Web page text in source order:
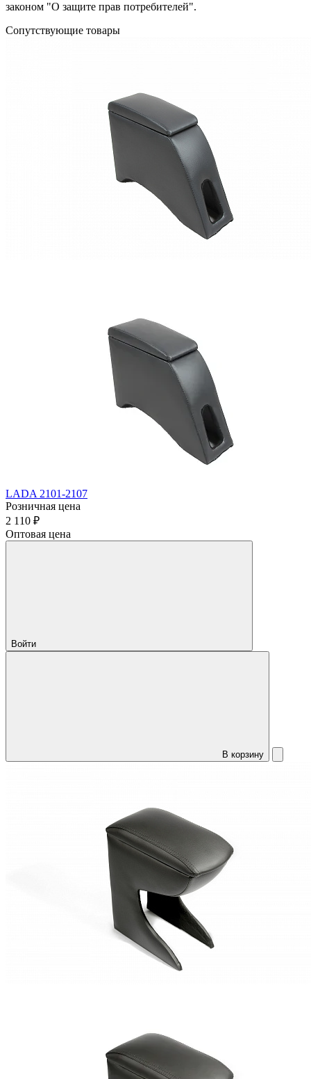
законом "О защите прав потребителей".
Сопутствующие товары
LADA 2101-2107
Розничная цена
2 110 ₽
Оптовая цена
Войти
В корзину